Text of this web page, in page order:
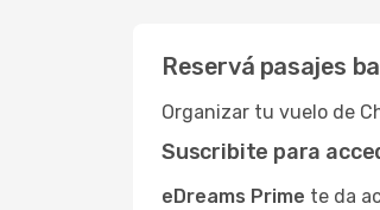
Reservá pasajes
Organizar tu vuelo de
Suscribite para
eDreams Prime te da